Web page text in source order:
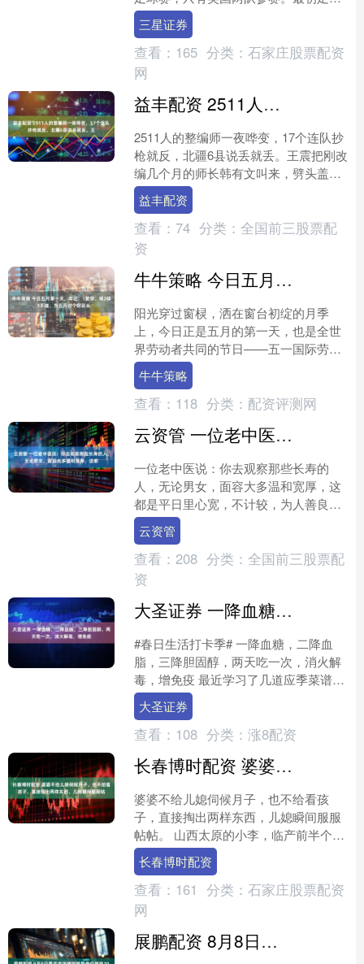
只是英国本土的小众业余运动，除了英
伦三岛之外，全球几....
三星证券
查看： 165 分类： 石家庄股票配资
网
益丰配资 2511人的整编师一夜哗变，17个连队抄枪就反，北疆6县说丢就丢。王
2511人的整编师一夜哗变，17个连队抄
枪就反，北疆6县说丢就丢。王震把刚改
编几个月的师长韩有文叫来，劈头盖脸
质问：你的部队叛变了，怎么处理？搁
谁腿都软，何况他....
益丰配资
查看： 74 分类： 全国前三股票配
资
牛牛策略 今日五月第一天，牢记：1要穿、喝2样、3不碰，为五月讨个好彩头
阳光穿过窗棂，洒在窗台初绽的月季
上，今日正是五月的第一天，也是全世
界劳动者共同的节日——五一国际劳动
节。这个特殊的日子，既是对辛勤付出
的致敬，也是春夏之交的重要....
牛牛策略
查看： 118 分类： 配资评测网
云资管 一位老中医说：你去观察那些长寿的人，无论男女，面容大多温和宽厚，这都
一位老中医说：你去观察那些长寿的
人，无论男女，面容大多温和宽厚，这
都是平日里心宽，不计较，为人善良养
出来的。 ​若是总爱急躁上火，遇事钻死
理，天天愁眉不展，吃不....
云资管
查看： 208 分类： 全国前三股票配
资
大圣证券 一降血糖，二降血脂，三降胆固醇，两天吃一次，消火解毒，增免疫
#春日生活打卡季#​ 一降血糖，二降血
脂，三降胆固醇，两天吃一次，消火解
毒，增免疫 最近学习了几道应季菜谱，
对三高人群非常友好，两天吃一次消火
解毒，润肠通便增免....
大圣证券
查看： 108 分类： 涨8配资
长春博时配资 婆婆不给儿媳伺候月子，也不给看孩子，直接掏出两样东西，儿媳瞬间服服帖
婆婆不给儿媳伺候月子，也不给看孩
子，直接掏出两样东西，儿媳瞬间服服
帖帖。 山西太原的小李，临产前半个月
就没睡过一个安稳觉，心里的疙瘩像块
石头，压得她喘不过气。 ....
长春博时配资
查看： 161 分类： 石家庄股票配资
网
展鹏配资 8月8日重庆市场镀锌管早盘价格跌20